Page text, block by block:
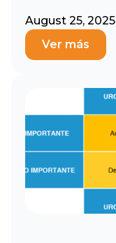
August 25, 2025
Ver más